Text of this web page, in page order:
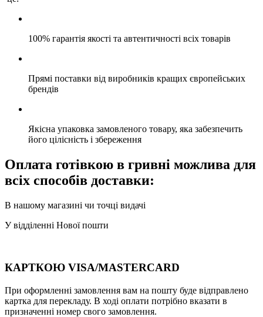
100% гарантія якості та автентичності всіх товарів
Прямі поставки від виробників кращих європейських
брендів
Якісна упаковка замовленого товару, яка забезпечить
його цілісність і збереження
Оплата готівкою в гривні можлива для
всіх способів доставки:
В нашому магазині чи точці видачі
У відділенні Нової пошти
КАРТКОЮ VISA/MASTERCARD
При оформленні замовлення вам на пошту буде відправлено
картка для перекладу. В ході оплати потрібно вказати в
призначенні номер свого замовлення.